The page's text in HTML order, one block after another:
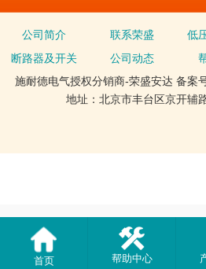
公司简介 联系荣盛 低
断路器及开关
公司动态
施耐德电气授权分销商-荣盛安达 备案
地址：北京市丰台区京开辅
首页 帮助中心